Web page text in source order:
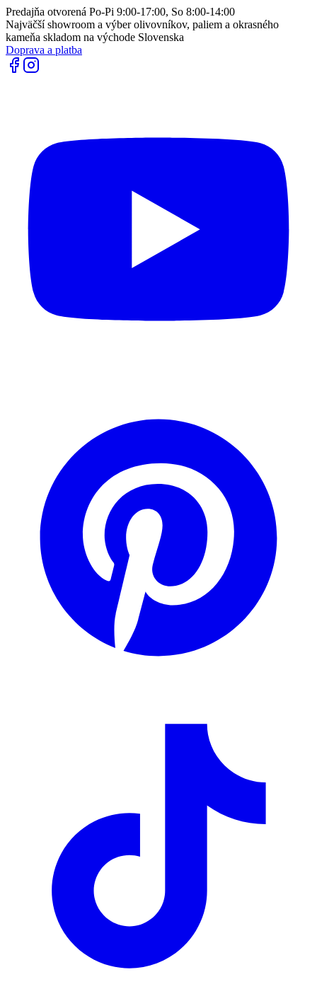
Predajňa otvorená Po-Pi 9:00-17:00, So 8:00-14:00
Najväčší showroom a výber olivovníkov, paliem a okrasného
kameňa skladom na východe Slovenska
Doprava a platba